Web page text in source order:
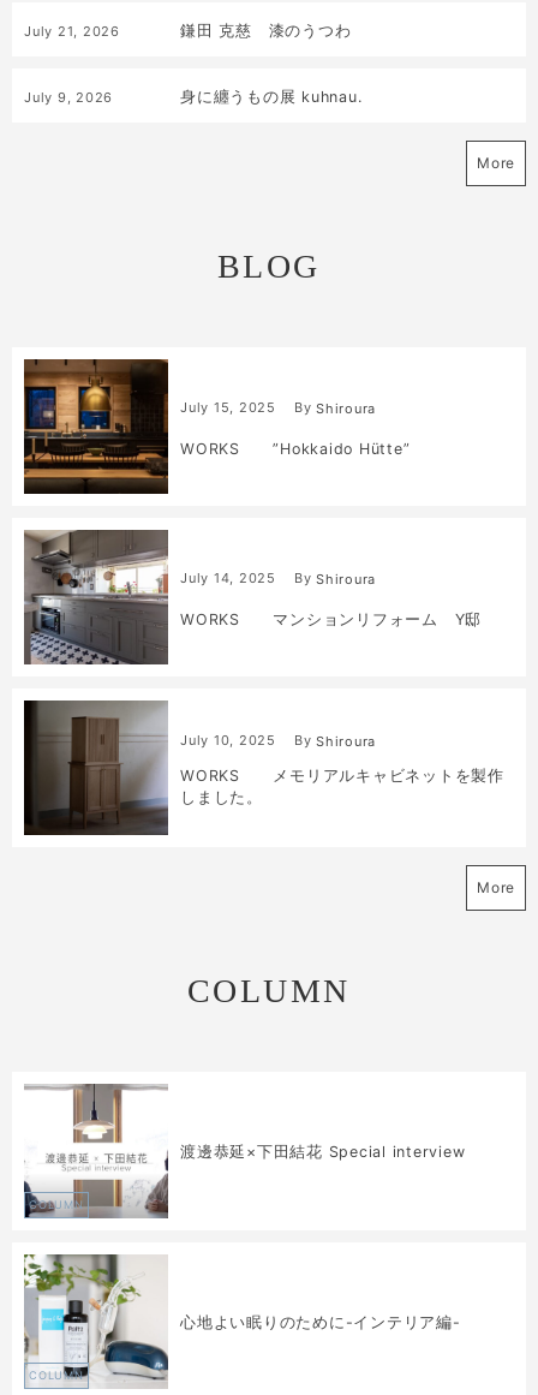
July 21 2026 鎌田 克慈 漆のうつわ
July 9 2026 身に纏うもの展 kuhnau.
More
BLOG
July 15 2025 By Shiroura
WORKS ”Hokkaido Hütte”
July 14 2025 By Shiroura
WORKS マンションリフォーム Y邸
July 10 2025 By Shiroura
WORKS メモリアルキャビネットを製作
しました。
More
COLUMN
COLUMN
渡邊恭延×下田結花 Special interview
COLUMN
心地よい眠りのために-インテリア編-